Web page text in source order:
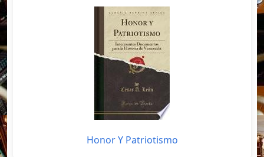
Honor Y Patriotismo